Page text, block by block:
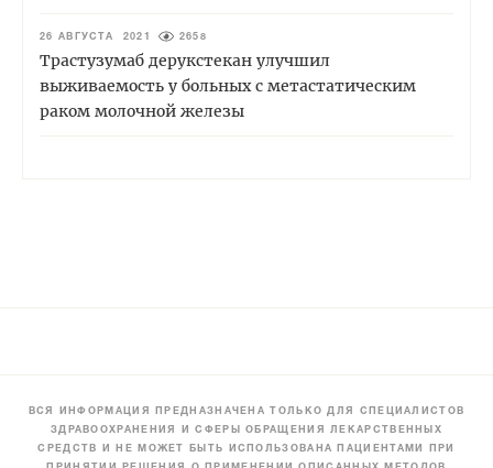
26 АВГУСТА 2021 2658
Трастузумаб дерукстекан улучшил
выживаемость у больных с метастатическим
раком молочной железы
ВСЯ ИНФОРМАЦИЯ ПРЕДНАЗНАЧЕНА ТОЛЬКО ДЛЯ СПЕЦИАЛИСТОВ
ЗДРАВООХРАНЕНИЯ И СФЕРЫ ОБРАЩЕНИЯ ЛЕКАРСТВЕННЫХ
СРЕДСТВ И НЕ МОЖЕТ БЫТЬ ИСПОЛЬЗОВАНА ПАЦИЕНТАМИ ПРИ